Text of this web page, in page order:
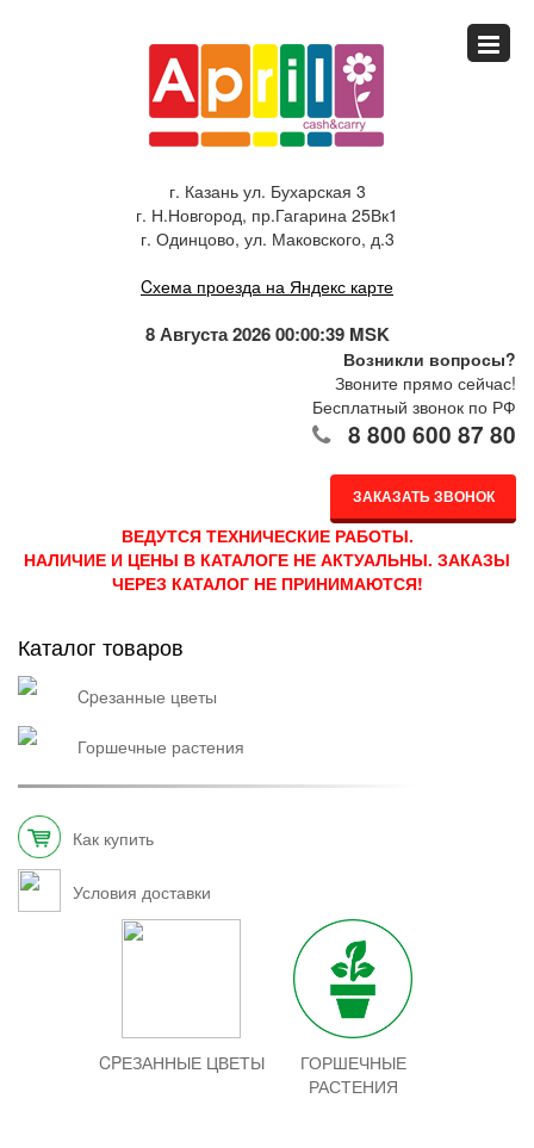
г. Казань ул. Бухарская 3
г. Н.Новгород, пр.Гагарина 25Вк1
г. Одинцово, ул. Маковского, д.3
Cхема проезда на Яндекс карте
8 Августа 2026 00:00:39 MSK
Возникли вопросы?
Звоните прямо сейчас!
Бесплатный звонок по РФ
8 800 600 87 80
ЗАКАЗАТЬ ЗВОНОК
Главная
Спец.предложения
Как купить
Грузоперевозки
Франшиза
ВЕДУТСЯ ТЕХНИЧЕСКИЕ РАБОТЫ.
НАЛИЧИЕ И ЦЕНЫ В КАТАЛОГЕ НЕ АКТУАЛЬНЫ. ЗАКАЗЫ
ЧЕРЕЗ КАТАЛОГ НЕ ПРИНИМАЮТСЯ!
Каталог товаров
cpезанные цветы
горшечные растения
Как купить
Условия доставки
CPЕЗАННЫЕ ЦВЕТЫ
ГОРШЕЧНЫЕ
РАСТЕНИЯ